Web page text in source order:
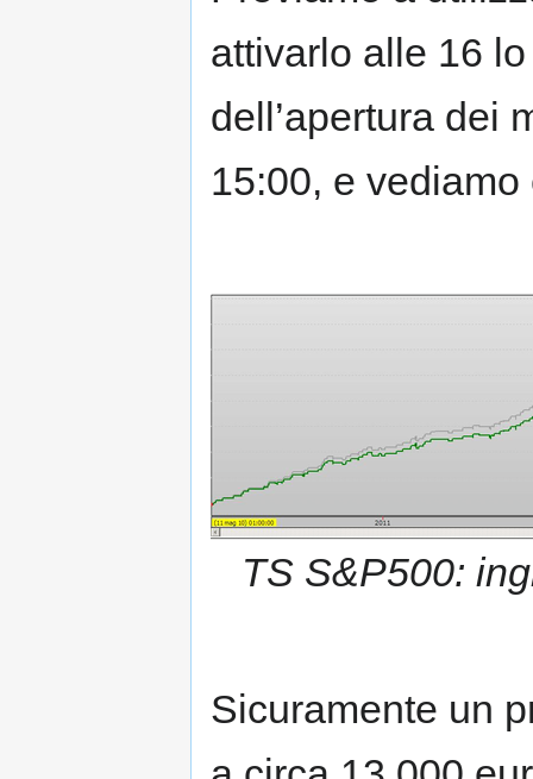
attivarlo alle 16
dell’apertura dei
15:00, e
TS S&P500:
Sicuramente un